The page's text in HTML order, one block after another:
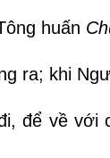
huấn
ra; khi
để về với